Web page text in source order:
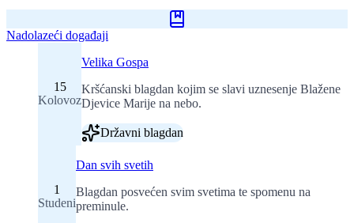
Nadolazeći događaji
15
Kolovoz
Velika Gospa
Kršćanski blagdan kojim se slavi uznesenje Blažene
Djevice Marije na nebo.
Državni blagdan
1
Studeni
Dan svih svetih
Blagdan posvećen svim svetima te spomenu na
preminule.